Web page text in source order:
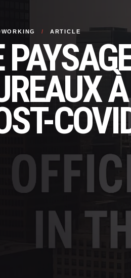
/ ARTICLE